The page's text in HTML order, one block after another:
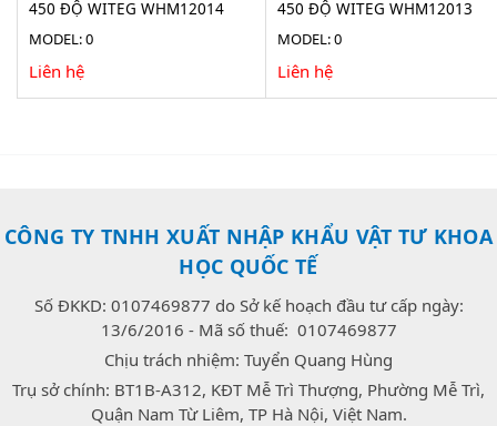
450 ĐỘ WITEG WHM12014
MODEL: 0
Liên hệ
450 ĐỘ WITEG WHM12013
MODEL: 0
Liên hệ
CÔNG TY TNHH XUẤT NHẬP KHẨU VẬT TƯ KHOA
HỌC QUỐC TẾ
Số ĐKKD: 0107469877 do Sở kế hoạch đầu tư cấp ngày:
13/6/2016 - Mã số thuế: 0107469877
Chịu trách nhiệm: Tuyển Quang Hùng
Trụ sở chính: BT1B-A312, KĐT Mễ Trì Thượng, Phường Mễ Trì,
Quận Nam Từ Liêm, TP Hà Nội, Việt Nam.